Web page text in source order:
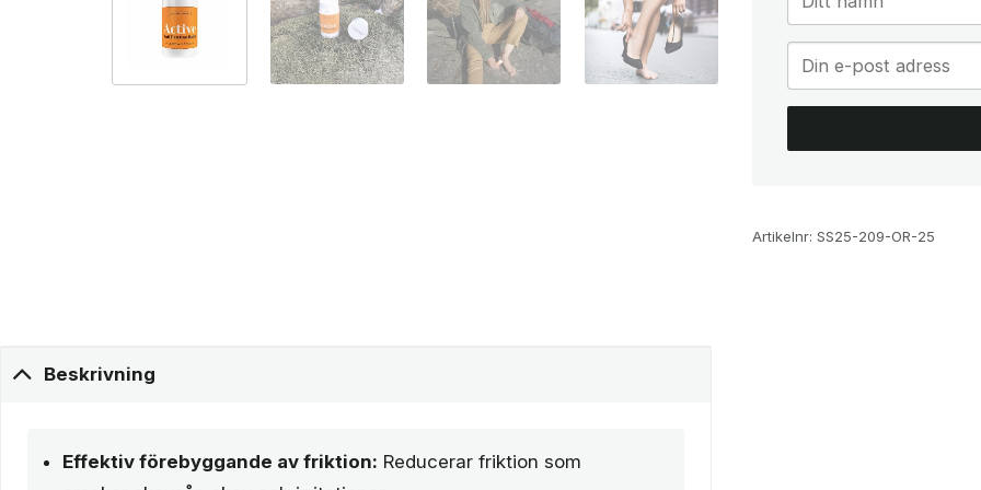
Artikelnr: SS25-209-OR-25
Beskrivning
Effektiv förebyggande av friktion: Reducerar friktion som